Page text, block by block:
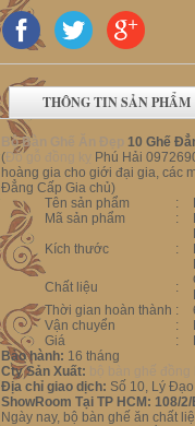
THÔNG TIN SẢN PHẨM
Bộ Bàn Ghế Ăn Đẹp
10 Ghế
( Đồ gỗ đồng kỵ
Phú Hải
hoàng gia cho giới đại gia, các
Đẳng Cấp Gia chủ)
Tên sản phẩm
:
Mã sản phẩm
:
Kích thước
:
Chất liệu
:
Thời gian hoàn thành :
Vận chuyển
:
Giá
:
Bảo hành: 16 tháng
Cty Sản Xuất:
Địa chỉ giao dịch: Số 10, Lý
ShowRoom Tại TP HCM: 108/2/
Ngày nay, bộ bàn ghế ăn chất